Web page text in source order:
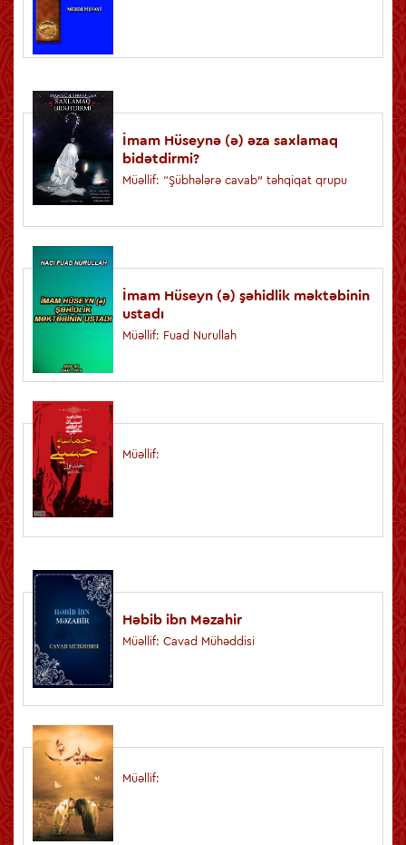
İmam Hüseynə (ə) əza saxlamaq
bidətdirmi?
Müəllif: “Şübhələrə cavab” təhqiqat qrupu
İmam Hüseyn (ə) şəhidlik məktəbinin
ustadı
Müəllif: Fuad Nurullah
Müəllif:
Həbib ibn Məzahir
Müəllif: Cavad Mühəddisi
Müəllif: